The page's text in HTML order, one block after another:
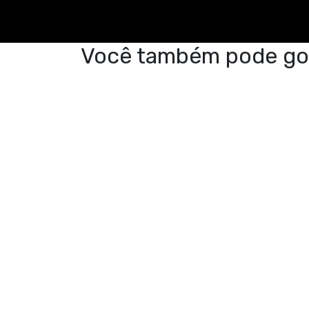
Você também pode